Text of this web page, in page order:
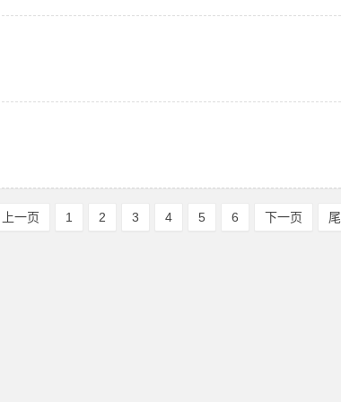
上一页 1 2 3 4 5 6 下一页